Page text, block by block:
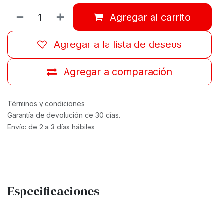
Agregar al carrito
Agregar a comparación
Agregar a la lista de deseos
Términos y condiciones
Garantía de devolución de 30 días.
Envío: de 2 a 3 días hábiles
Especificaciones